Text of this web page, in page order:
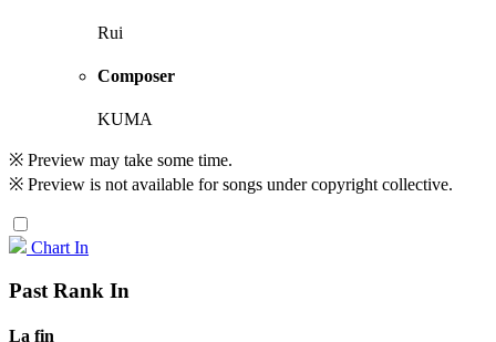
Rui
Composer
KUMA
※ Preview may take some time.
※ Preview is not available for songs under copyright collective.
Chart In
Past Rank In
La fin